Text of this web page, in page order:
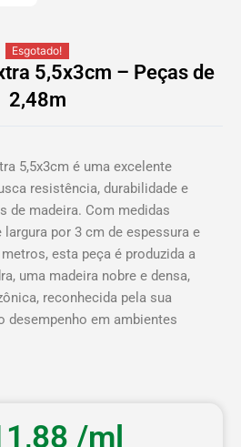
Esgotado!
5,5x3cm – Peças de
2,48m
5,5x3cm é uma excelente
resistência, durabilidade e
de madeira. Com medidas
largura por 3 cm de espessura e
esta peça é produzida a
uma madeira nobre e densa,
reconhecida pela sua
desempenho em ambientes
/ml